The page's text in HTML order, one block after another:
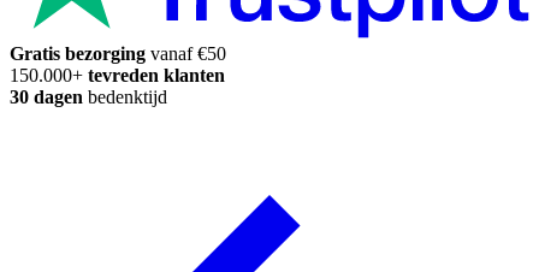
Gratis bezorging vanaf €50
150.000+ tevreden klanten
30 dagen bedenktijd